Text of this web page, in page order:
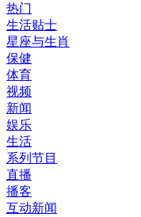
热门
生活贴士
星座与生肖
保健
体育
视频
新闻
娱乐
生活
系列节目
直播
播客
互动新闻